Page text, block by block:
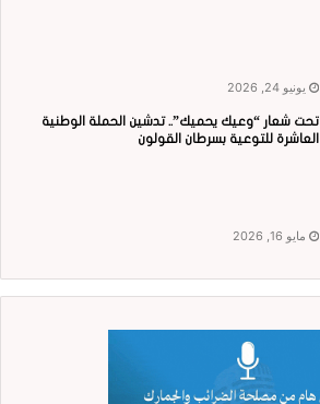
يونيو 24, 2026
تحت شعار “وعيك يحميك”.. تدشين الحملة الوطنية
العاشرة للتوعية بسرطان القولون
مايو 16, 2026